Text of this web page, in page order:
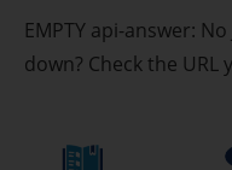
EMPTY api-answer:
down? Check the